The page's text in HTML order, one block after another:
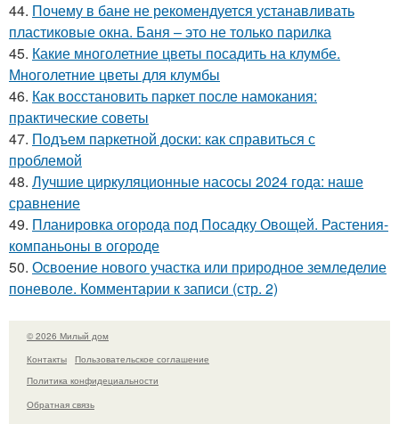
44. Почему в бане не рекомендуется устанавливать
пластиковые окна. Баня – это не только парилка
45. Какие многолетние цветы посадить на клумбе.
Многолетние цветы для клумбы
46. Как восстановить паркет после намокания:
практические советы
47. Подъем паркетной доски: как справиться с
проблемой
48. Лучшие циркуляционные насосы 2024 года: наше
сравнение
49. Планировка огорода под Посадку Овощей. Растения-
компаньоны в огороде
50. Освоение нового участка или природное земледелие
поневоле. Комментарии к записи (стр. 2)
© 2026 Милый дом
Контакты
Пользовательское соглашение
Политика конфидециальности
Обратная связь